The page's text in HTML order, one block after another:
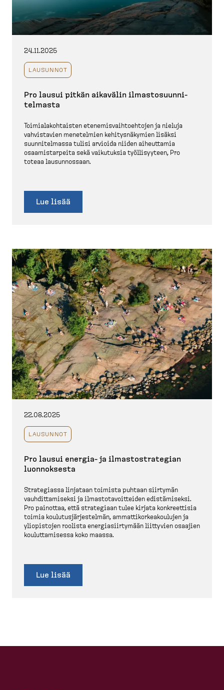
24.11.2025
LAUSUNNOT
Pro lausui pitkän aikavälin ilmasto­suun­ni­
telmasta
Toimia­la­koh­taisten etenemis­vaih­toehtojen ja nieluja
vahvis­tavien menetelmien kehitys­nä­kymien lisäksi
suunni­telmassa tulisi arvioida niiden aiheuttamia
osaamis­tarpeita sekä vaikutuksia työlli­syyteen, Pro
toteaa lausun­nossaan.
Lue lisää
22.08.2025
LAUSUNNOT
Pro lausui energia-​ ja ilmasto­stra­tegian
luonnoksesta
Strate­giassa linjataan toimista puhtaan siirtymän
vauhdit­ta­miseksi ja ilmasto­ta­voit­teiden edistä­miseksi.
Pro painottaa, että strategiaan tulee kirjata konkreettisia
toimia koulutus­jär­jes­telmän, ammatti­kor­kea­koulujen ja
yliopistojen roolista energia­siir­tymään liittyvien osaajien
koulut­ta­misessa koko maassa.
Lue lisää